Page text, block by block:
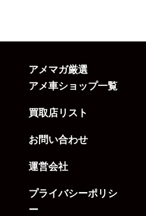
アメマガ厳選
アメ車ショップ一覧
買取店リスト
お問い合わせ
運営会社
プライバシーポリシ
ー